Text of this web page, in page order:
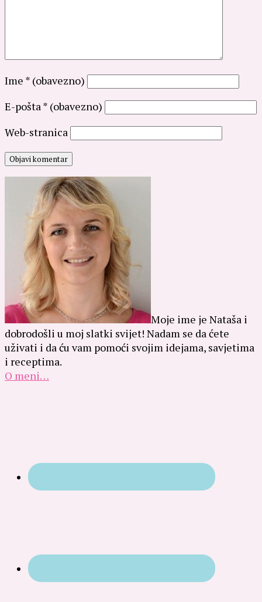
Ime * (obavezno)
E-pošta* (obavezno)
Web-stranica
Moje ime je Nataša i
dobrodošli u moj slatki svijet! Nadam se da ćete
uživati i da ću vam pomoći svojim idejama, savjetima
i receptima.
O meni…